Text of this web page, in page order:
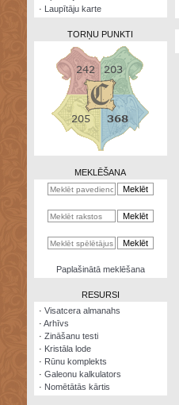
kalkulators
· Laupītāju karte
TORŅU PUNKTI
MEKLĒŠANA
Paplašinātā meklēšana
RESURSI
· Visatcera almanahs
· Arhīvs
· Zināšanu testi
· Kristāla lode
· Rūnu komplekts
· Galeonu kalkulators
· Nomētātās kārtis